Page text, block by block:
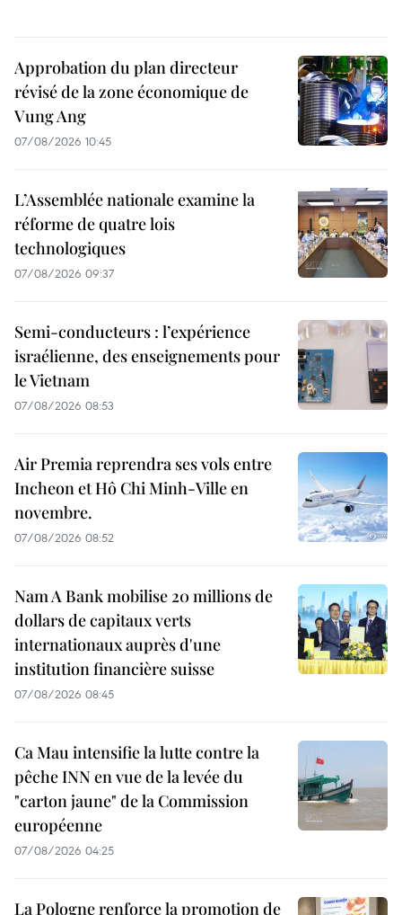
Approbation du plan directeur
révisé de la zone économique de
Vung Ang
07/08/2026 10:45
L’Assemblée nationale examine la
réforme de quatre lois
technologiques
07/08/2026 09:37
Semi-conducteurs : l’expérience
israélienne, des enseignements pour
le Vietnam
07/08/2026 08:53
Air Premia reprendra ses vols entre
Incheon et Hô Chi Minh-Ville en
novembre.
07/08/2026 08:52
Nam A Bank mobilise 20 millions de
dollars de capitaux verts
internationaux auprès d'une
institution financière suisse
07/08/2026 08:45
Ca Mau intensifie la lutte contre la
pêche INN en vue de la levée du
"carton jaune" de la Commission
européenne
07/08/2026 04:25
La Pologne renforce la promotion de